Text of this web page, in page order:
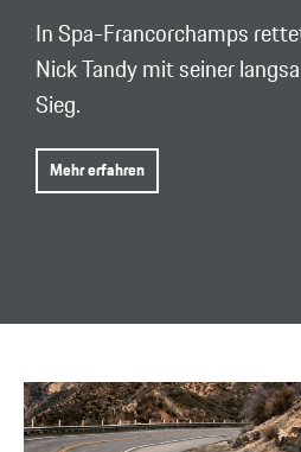
In Spa-Francorchamps
Nick Tandy mit seiner
Sieg.
Mehr erfahren